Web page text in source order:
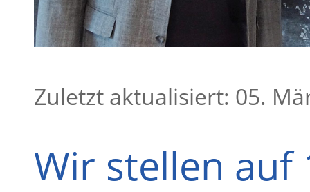
Zuletzt aktualisiert: 05.
Wir stellen auf